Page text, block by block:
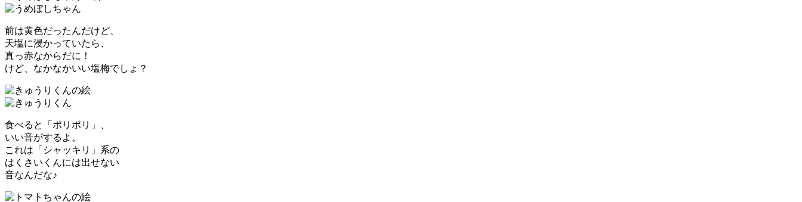
前は黄色だったんだけど、
天塩に浸かっていたら、
真っ赤なからだに！
けど、なかなかいい塩梅でしょ？
食べると「ポリポリ」、
いい音がするよ。
これは「シャッキリ」系の
はくさいくんには出せない
音なんだな♪